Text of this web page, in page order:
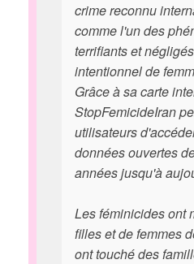
crime reconnu
comme l'un des
terrifiants et
intentionnel de
Grâce à sa carte
StopFemicideIran
utilisateurs
données ouvertes
années jusqu'à
Les féminicides ont
filles et de femmes
ont touché des